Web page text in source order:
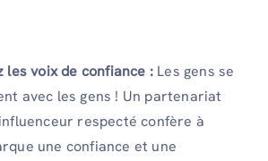
les voix de confiance : Les gens se
avec les gens ! Un partenariat
respecté confère à
une confiance et une